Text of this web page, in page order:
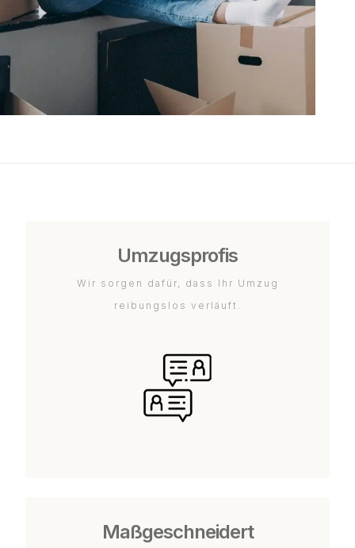
Umzugsprofis
Wir sorgen dafür, dass Ihr Umzug
reibungslos verläuft.
Maßgeschneidert